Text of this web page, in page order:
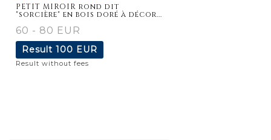
PETIT MIROIR rond dit
"sorcière" en bois doré à décor...
60 - 80 EUR
Result 100 EUR
Result without fees